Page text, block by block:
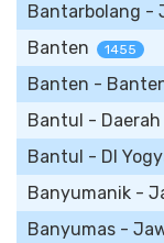
Bantarbolang -
Banten 1455
Banten -
Bantul -
Bantul - DI
Banyumanik -
Banyumas -